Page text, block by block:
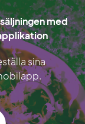
med
sina